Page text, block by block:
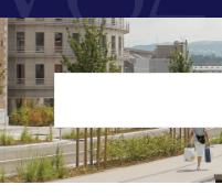
Rechercher